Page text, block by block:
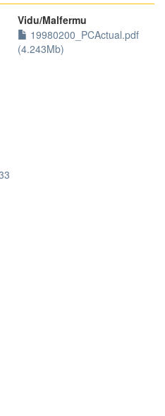
Vidu/Malfermu
19980200_PCActual.pdf
(4.243Mb)